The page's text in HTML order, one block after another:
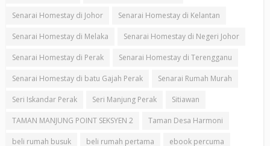
Senarai Homestay di Johor Senarai Homestay di Kelantan
Senarai Homestay di Melaka Senarai Homestay di Negeri Johor
Senarai Homestay di Perak Senarai Homestay di Terengganu
Senarai Homestay di batu Gajah Perak Senarai Rumah Murah
Seri Iskandar Perak Seri Manjung Perak Sitiawan
TAMAN MANJUNG POINT SEKSYEN 2 Taman Desa Harmoni
beli rumah busuk beli rumah pertama ebook percuma